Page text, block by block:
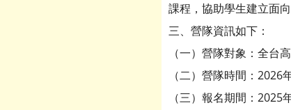
課程，協助學生建立面
三、營隊資訊如下：
（一）營隊對象：全台高
（二）營隊時間：2026
（三）報名期間：2025